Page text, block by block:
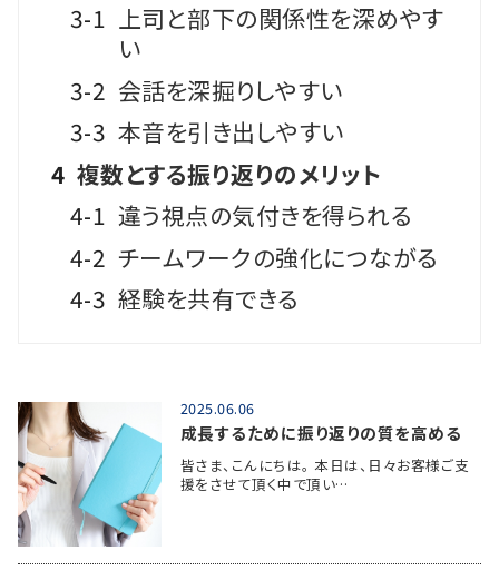
3-1 上司と部下の関係性を深めやす
い
3-2 会話を深掘りしやすい
3-3 本音を引き出しやすい
4 複数とする振り返りのメリット
4-1 違う視点の気付きを得られる
4-2 チームワークの強化につながる
4-3 経験を共有できる
2025.06.06
成長するために振り返りの質を高める
皆さま、こんにちは。 本日は、日々お客様ご支
援をさせて頂く中で頂い…